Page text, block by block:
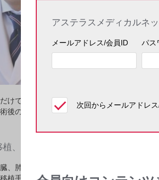
けでなく、術前・術後管理や長期にわたる
後の集中治療を行った後は内科と外科によ
、その特徴とは
、肺、腎臓、膵臓と4臓器の移植を実施し
植手術をするだけで患者さんが回復し、長
アステラスメディカルネ
メールアドレス/会員ID パス
次回からメールアドレ